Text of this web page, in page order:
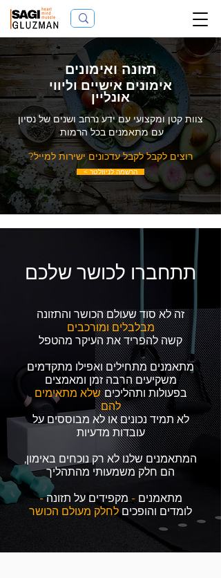
תזונה ואימונים
אימונים אישיים וליווי
אונליין
צוות קטן ומקצועי עם ידע נרחב ושנים של נסיון
עם מתאמנים בכל הרמות
רוצים לקבל לקבל עדכונים ישירות למייל?
הרשמה לניוזלטר >
תתחברו לכושר שלכם
זה לא סוד שעולם הכושר והתזונה
מבלבלים ומורכבים
קשה להפריד את העיקר מהטפל
מתאמנים מתחילים ואפילו מתקדמים
משקיעים הרבה זמן ומאמצים
בפעולות ותהליכים שלא מתאימים
להם
לא תמיד נכונים או לא מבוססים על
עובדות מדעיות
המתאמנים שלנו לא רק נוכחים באימון,
הם חלק משמעותי מהתהליך
מתאמנים-מקפידים על תזונה-
לומדים והופכים לחלק מעולם הכושר